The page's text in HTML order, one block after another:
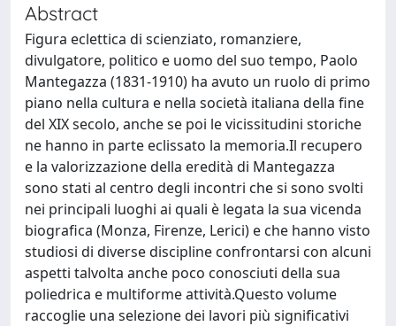
Abstract
Figura eclettica di scienziato, romanziere,
divulgatore, politico e uomo del suo tempo, Paolo
Mantegazza (1831-1910) ha avuto un ruolo di primo
piano nella cultura e nella società italiana della fine
del XIX secolo, anche se poi le vicissitudini storiche
ne hanno in parte eclissato la memoria.Il recupero
e la valorizzazione della eredità di Mantegazza
sono stati al centro degli incontri che si sono svolti
nei principali luoghi ai quali è legata la sua vicenda
biografica (Monza, Firenze, Lerici) e che hanno visto
studiosi di diverse discipline confrontarsi con alcuni
aspetti talvolta anche poco conosciuti della sua
poliedrica e multiforme attività.Questo volume
raccoglie una selezione dei lavori più significativi